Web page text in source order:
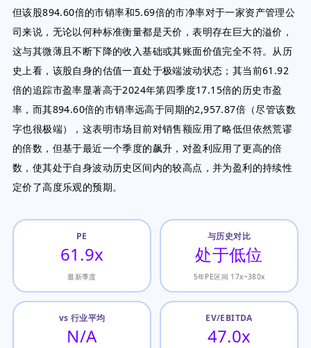
但该股894.60倍的市销率和5.69倍的市净率对于一家资产管理公
司来说，无论以何种标准衡量都是天价，表明存在巨大的溢价，
这与其微薄且不断下降的收入基础或其账面价值完全不符。从历
史上看，该股自身的估值一直处于极端波动状态；其当前61.92
倍的追踪市盈率显著高于2024年第四季度17.15倍的历史市盈
率，而其894.60倍的市销率远高于同期的2,957.87倍（尽管该数
字也很极端），这表明市场目前对销售额应用了略低但依然荒谬
的倍数，但基于最近一个季度的飙升，对盈利应用了更高的倍
数，使其处于自身波动历史区间内的较高点，并为盈利的持续性
定价了高度乐观的预期。
PE
61.9x
最新季度
与历史对比
处于低位
5年PE区间 17x~380x
vs 行业平均
N/A
EV/EBITDA
47.0x